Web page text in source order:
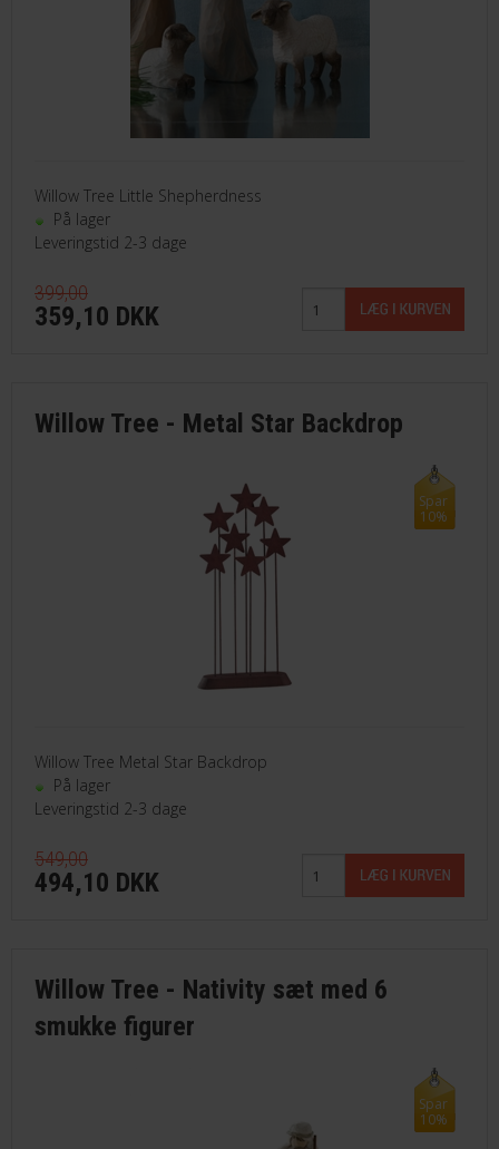
Willow Tree Little Shepherdness
På lager
Leveringstid 2-3 dage
399,00
359,10 DKK
Willow Tree - Metal Star Backdrop
Spar
10%
Willow Tree Metal Star Backdrop
På lager
Leveringstid 2-3 dage
549,00
494,10 DKK
Willow Tree - Nativity sæt med 6
smukke figurer
Spar
10%